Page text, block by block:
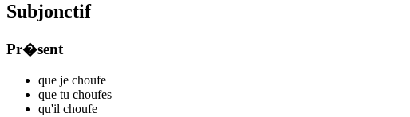
Subjonctif
Pr�sent
que je choufe
que tu choufes
qu'il choufe